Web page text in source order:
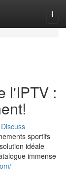
l'IPTV :
Discuss
sportifs
idéale
immense